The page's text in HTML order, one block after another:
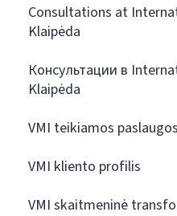
Consultations at
Klaipėda
Консультации в
Klaipėda
VMI teikiamos paslaugos
VMI kliento profilis
VMI skaitmeninė